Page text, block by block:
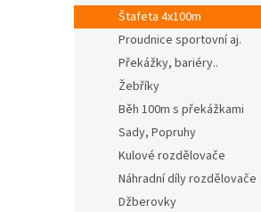
Štafeta 4x100m
Proudnice sportovní aj.
Překážky, bariéry..
Žebříky
Běh 100m s překážkami
Sady, Popruhy
Kulové rozdělovače
Náhradní díly rozdělovače
Džberovky